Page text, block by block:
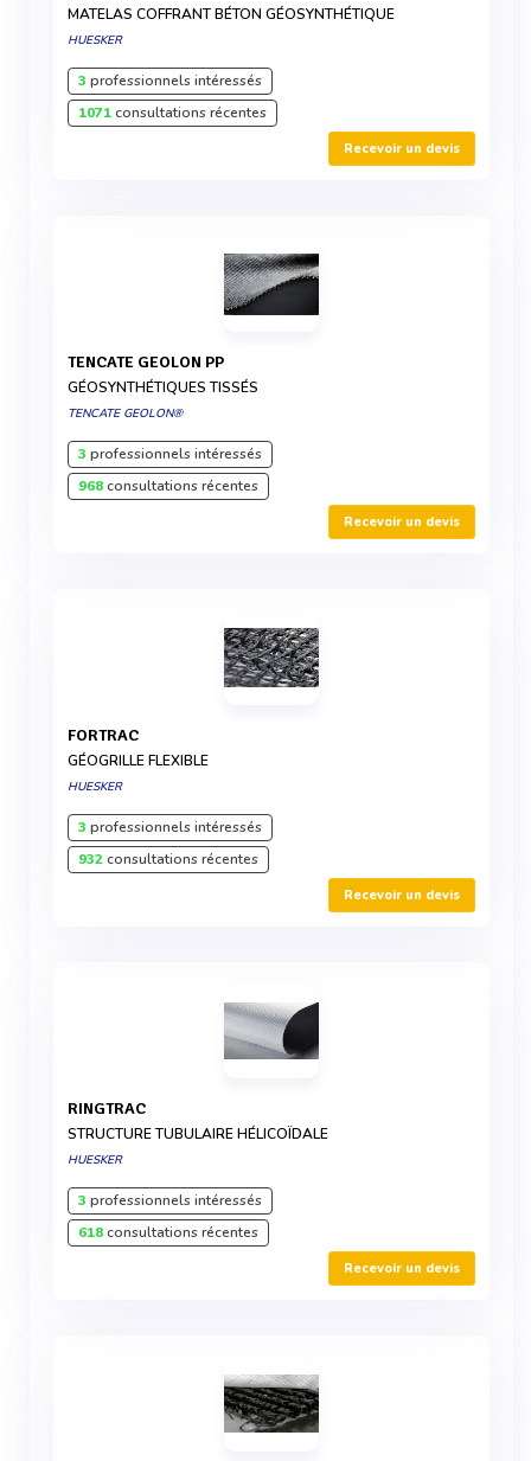
MATELAS COFFRANT BÉTON GÉOSYNTHÉTIQUE
HUESKER
3 professionnels intéressés
1071consultations récentes
Recevoir un devis
TENCATE GEOLON PP
GÉOSYNTHÉTIQUES TISSÉS
TENCATE GEOLON®
3 professionnels intéressés
968consultations récentes
Recevoir un devis
FORTRAC
GÉOGRILLE FLEXIBLE
HUESKER
3 professionnels intéressés
932consultations récentes
Recevoir un devis
RINGTRAC
STRUCTURE TUBULAIRE HÉLICOÏDALE
HUESKER
3 professionnels intéressés
618consultations récentes
Recevoir un devis